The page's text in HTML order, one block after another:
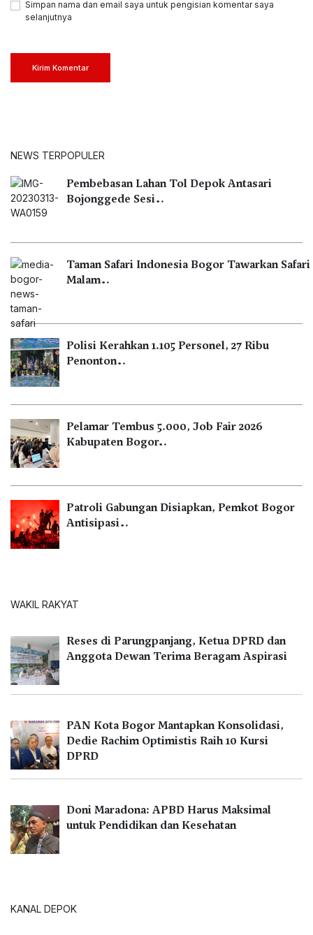
Simpan nama dan email saya untuk pengisian komentar saya
selanjutnya
Kirim Komentar
NEWS TERPOPULER
Pembebasan Lahan Tol Depok Antasari
Bojonggede Sesi…
Taman Safari Indonesia Bogor Tawarkan Safari
Malam…
Polisi Kerahkan 1.105 Personel, 27 Ribu
Penonton…
Pelamar Tembus 5.000, Job Fair 2026
Kabupaten Bogor…
Patroli Gabungan Disiapkan, Pemkot Bogor
Antisipasi…
WAKIL RAKYAT
Reses di Parungpanjang, Ketua DPRD dan
Anggota Dewan Terima Beragam Aspirasi
PAN Kota Bogor Mantapkan Konsolidasi,
Dedie Rachim Optimistis Raih 10 Kursi
DPRD
Doni Maradona: APBD Harus Maksimal
untuk Pendidikan dan Kesehatan
KANAL DEPOK